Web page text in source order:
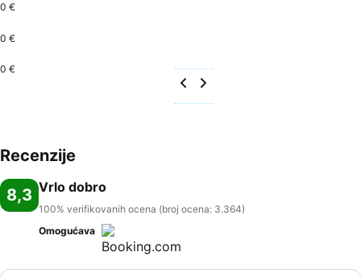
0 €
0 €
0 €
Recenzije
8,3 Vrlo dobro
100% verifikovanih ocena (broj ocena: 3.364)
Omogućava